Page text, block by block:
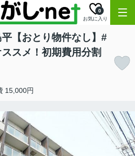
お気に入り
0
【おとり物件なし】#
スメ！初期費用分割
15,000円